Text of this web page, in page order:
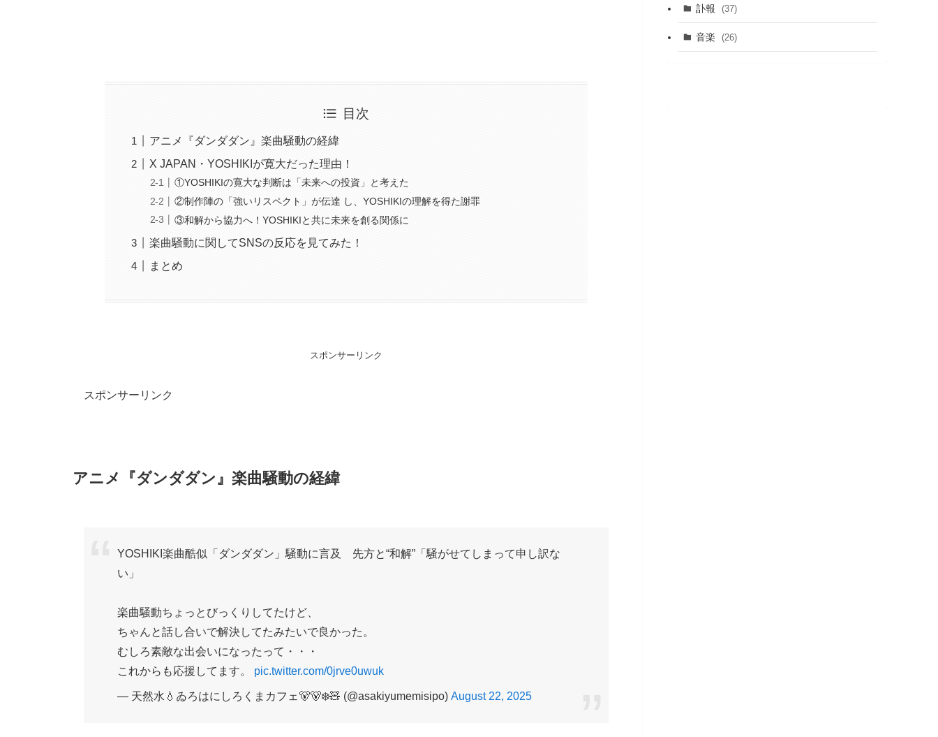
目次
アニメ『ダンダダン』楽曲騒動の経緯
X JAPAN・YOSHIKIが寛大だった理由！
①YOSHIKIの寛大な判断は「未来への投資」と考えた
②制作陣の「強いリスペクト」が伝達 し、YOSHIKIの理解を得た謝罪
③和解から協力へ！YOSHIKIと共に未来を創る関係に
楽曲騒動に関してSNSの反応を見てみた！
まとめ
スポンサーリンク
スポンサーリンク
アニメ『ダンダダン』楽曲騒動の経緯
YOSHIKI楽曲酷似「ダンダダン」騒動に言及 先方と“和解”「騒がせてしまって申し訳な
い」
楽曲騒動ちょっとびっくりしてたけど、
ちゃんと話し合いで解決してたみたいで良かった。
むしろ素敵な出会いになったって・・・
これからも応援してます。 pic.twitter.com/0jrve0uwuk
— 天然水💧ゐろはにしろくまカフェ🐻🐻‍❄️🧸 (@asakiyumemisipo) August 22, 2025
訃報 (37)
音楽 (26)